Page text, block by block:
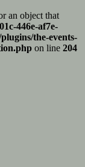
an object that
446e-af7e-
the-events-
on line 204